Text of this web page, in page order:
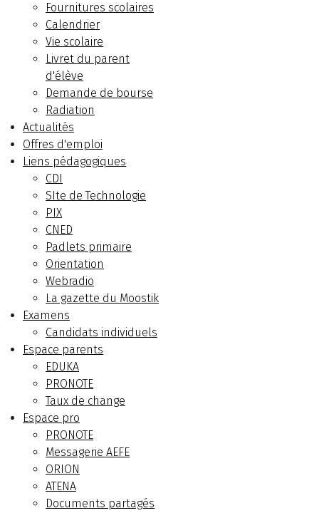
Fournitures scolaires
Calendrier
Vie scolaire
Livret du parent
d'élève
Demande de bourse
Radiation
Actualités
Offres d'emploi
Liens pédagogiques
CDI
SIte de Technologie
PIX
CNED
Padlets primaire
Orientation
Webradio
La gazette du Moostik
Examens
Candidats individuels
Espace parents
EDUKA
PRONOTE
Taux de change
Espace pro
PRONOTE
Messagerie AEFE
ORION
ATENA
Documents partagés